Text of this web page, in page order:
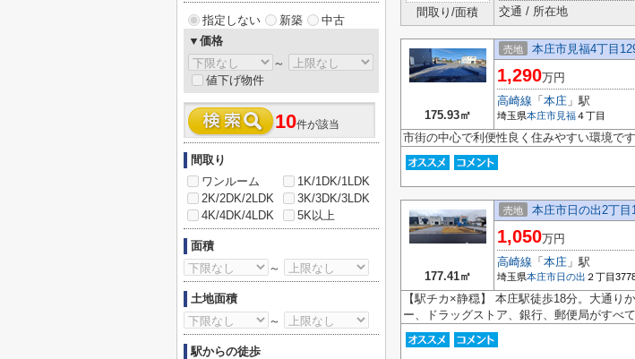
間取り/面積
交通 / 所在地
175.93㎡
売地 本庄市見福4丁目
1,290万円
高崎線 「 本庄 」駅
埼玉県本庄市見福４丁目
市街の中心で利便性良く住みやすい環境です
177.41㎡
売地 本庄市日の出2丁目
1,050万円
高崎線 「 本庄 」駅
埼玉県本庄市日の出 ２丁目
【駅チカ×静穏】 本庄駅徒歩18分。大通
ー、ドラッグストア、銀行、郵便局がすべ
指定しない 新築
中古
▼価格
～
値下げ物件
10件が該当
間取り
ワンルーム
1K/1DK/1LDK
2K/2DK/2LDK
3K/3DK/3LDK
4K/4DK/4LDK
5K以上
面積
～
土地面積
～
駅からの徒歩